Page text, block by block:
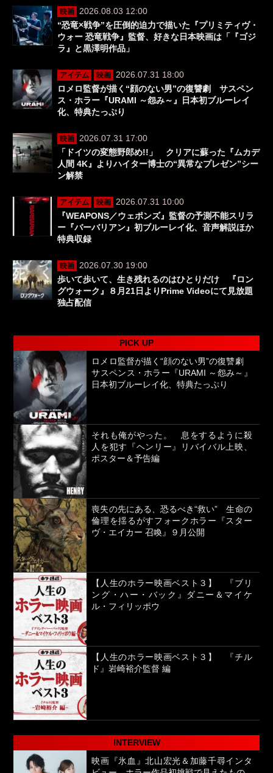
映画 2026.08.03 12:00
“恐竜×戦争”を圧倒的迫力で描いた『プリミティヴ・
ウォー 恐竜戦争』監督、好きな日本映画は「『ゴジ
ラ』と黒澤明作品」
アイテム 映画 2026.07.31 18:00
ロメロ監督が描く“顔のない男”の復讐劇 サスペン
ス・ホラー『URAMI ～怨み～』日本初ブルーレイ
化、特典たっぷり
映画 2026.07.31 17:00
「ドイツの変態野郎め!!」 クリアに蘇った『ムカデ
人間 4K』よりハイター博士の“異常なプレゼン”シー
ン解禁
アイテム 映画 2026.07.31 10:00
『WEAPONS／ウェポンズ』監督の予測不能スリラ
ー『バーバリアン』初ブルーレイ化、音声解説ほか
特典収録
映画 2026.07.30 19:00
歩いて歩いて、生き残れるのはひとりだけ 『ロン
グウォーク』８月21日よりPrime Videoにて見放題
独占配信
PICK UP
ロメロ監督が描く“顔のない男”の復讐劇
サスペンス・ホラー『URAMI ～怨み～』
日本初ブルーレイ化、特典たっぷり
それも俺がやった。 息をするように殺
人を犯す『ヘンリー』リバイバル上映、
ポスター＆予告編
喪失の先にある、恐るべき“救い” 生命の
倫理を揺るがすフォークホラー『スター
ヴ・エイカー 召喚』９月公開
【人生のホラー映画ベスト３】 『ブリ
ング・ハー・バック』ダニー＆マイケ
ル・フィリッポウ
【人生のホラー映画ベスト３】 『チル
ド』岩崎裕介監督 編
INTERVIEW
映画『氷血』北山宏光＆加藤千尋インタ